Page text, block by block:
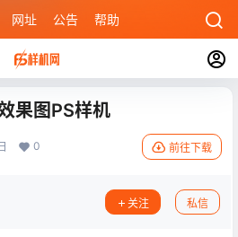
网址 公告 帮助
果图PS样机
0 前往下载
关注 私信